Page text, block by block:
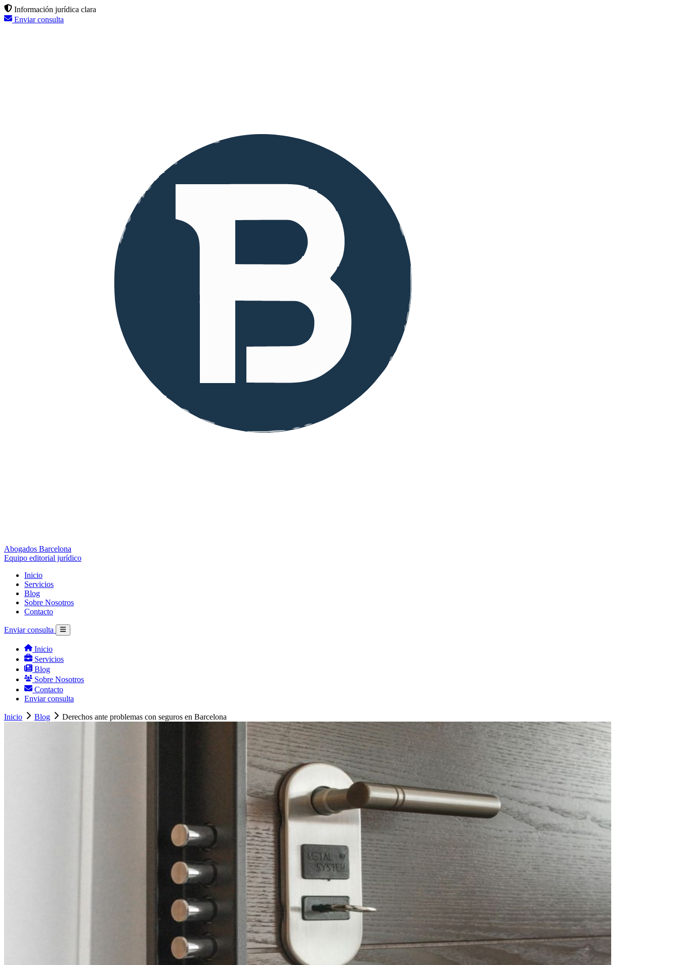
Información jurídica clara
Enviar consulta
Abogados Barcelona
Equipo editorial jurídico
Inicio
Servicios
Blog
Sobre Nosotros
Contacto
Enviar consulta
Inicio
Servicios
Blog
Sobre Nosotros
Contacto
Enviar consulta
Inicio Blog Derechos ante problemas con seguros en Barcelona